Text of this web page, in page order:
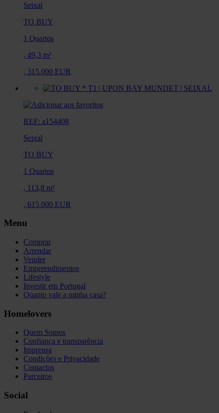
Seixal
TO BUY
1 Quartos
, 49,3 m²
, 315.000 EUR
REF: a154408
Seixal
TO BUY
1 Quartos
, 113,8 m²
, 615.000 EUR
Menu
Comprar
Arrendar
Vender
Empreendimentos
Lifestyle
Investir em Portugal
Quanto vale a minha casa?
Homelovers
Quem Somos
Confiança e transparência
Imprensa
Condições e Privacidade
Contactos
Parceiros
Social